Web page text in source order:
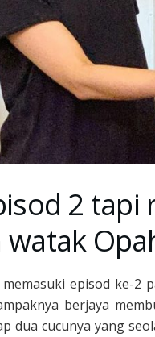
2 tapi
episod ke-2
berjaya
dua cucunya yang